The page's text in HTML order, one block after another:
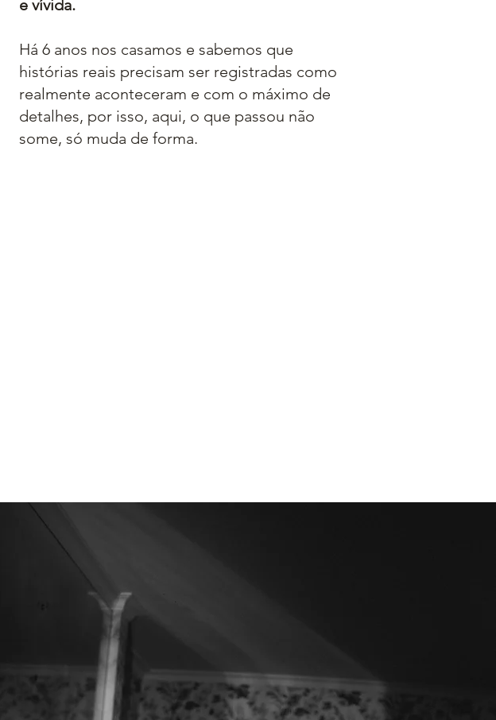
e vívida.
Há 6 anos nos casamos e sabemos que
histórias reais precisam ser registradas como
realmente aconteceram e com o máximo de
detalhes, por isso, aqui, o que passou não
some, só muda de forma.